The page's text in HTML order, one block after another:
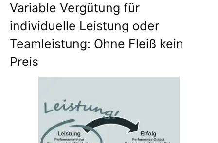
Variable Vergütung für
individuelle Leistung oder
Teamleistung: Ohne Fleiß kein
Preis